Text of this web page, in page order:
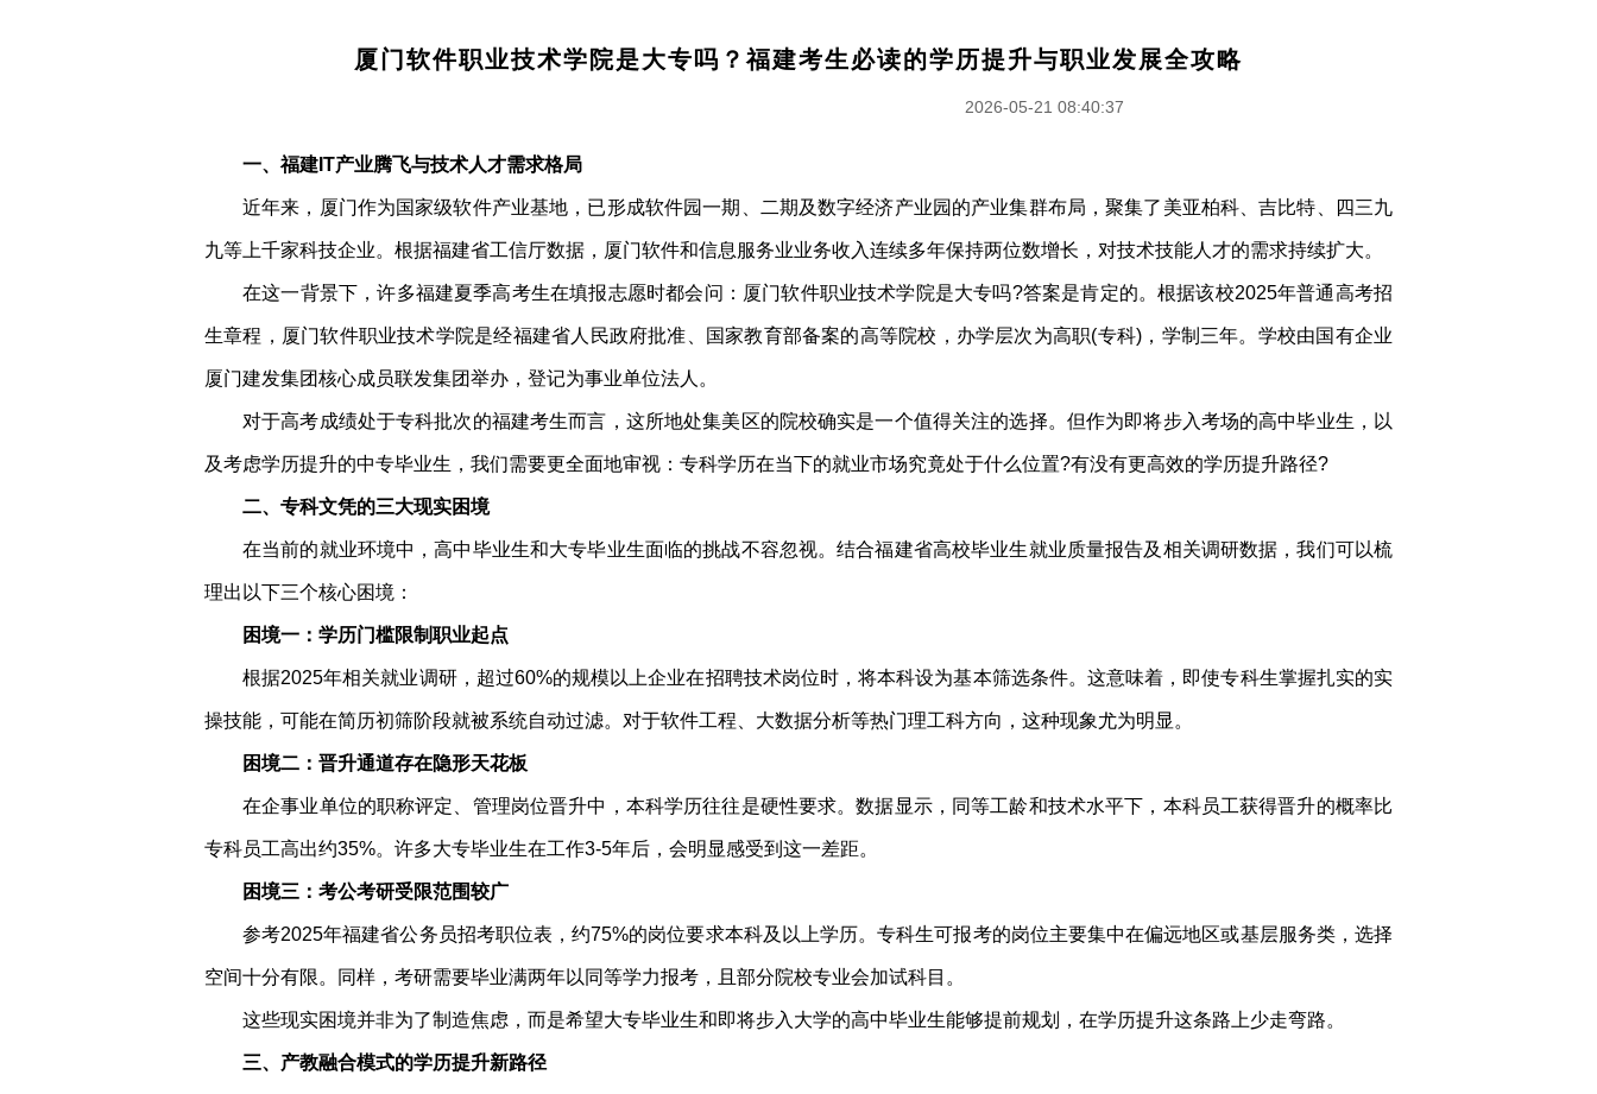
厦门软件职业技术学院是大专吗？福建考生必读的学历提升与职业发展全攻略
2026-05-21 08:40:37
一、福建IT产业腾飞与技术人才需求格局
近年来，厦门作为国家级软件产业基地，已形成软件园一期、二期及数字经济产业园的产业集群布局，聚集了美亚柏科、吉比特、四三九
九等上千家科技企业。根据福建省工信厅数据，厦门软件和信息服务业业务收入连续多年保持两位数增长，对技术技能人才的需求持续扩大。
在这一背景下，许多福建夏季高考生在填报志愿时都会问：厦门软件职业技术学院是大专吗?答案是肯定的。根据该校2025年普通高考招
生章程，厦门软件职业技术学院是经福建省人民政府批准、国家教育部备案的高等院校，办学层次为高职(专科)，学制三年。学校由国有企业
厦门建发集团核心成员联发集团举办，登记为事业单位法人。
对于高考成绩处于专科批次的福建考生而言，这所地处集美区的院校确实是一个值得关注的选择。但作为即将步入考场的高中毕业生，以
及考虑学历提升的中专毕业生，我们需要更全面地审视：专科学历在当下的就业市场究竟处于什么位置?有没有更高效的学历提升路径?
二、专科文凭的三大现实困境
在当前的就业环境中，高中毕业生和大专毕业生面临的挑战不容忽视。结合福建省高校毕业生就业质量报告及相关调研数据，我们可以梳
理出以下三个核心困境：
困境一：学历门槛限制职业起点
根据2025年相关就业调研，超过60%的规模以上企业在招聘技术岗位时，将本科设为基本筛选条件。这意味着，即使专科生掌握扎实的实
操技能，可能在简历初筛阶段就被系统自动过滤。对于软件工程、大数据分析等热门理工科方向，这种现象尤为明显。
困境二：晋升通道存在隐形天花板
在企事业单位的职称评定、管理岗位晋升中，本科学历往往是硬性要求。数据显示，同等工龄和技术水平下，本科员工获得晋升的概率比
专科员工高出约35%。许多大专毕业生在工作3-5年后，会明显感受到这一差距。
困境三：考公考研受限范围较广
参考2025年福建省公务员招考职位表，约75%的岗位要求本科及以上学历。专科生可报考的岗位主要集中在偏远地区或基层服务类，选择
空间十分有限。同样，考研需要毕业满两年以同等学力报考，且部分院校专业会加试科目。
这些现实困境并非为了制造焦虑，而是希望大专毕业生和即将步入大学的高中毕业生能够提前规划，在学历提升这条路上少走弯路。
三、产教融合模式的学历提升新路径